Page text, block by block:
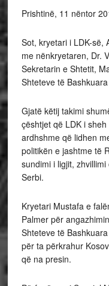
Prishtinë, 11 nëntor
Sot, kryetari i LDK-së,
me nënkryetaren, Dr.
Sekretarin e Shtetit,
Shteteve të
Gjatë këtij takimi
çështjet që LDK i
ardhshme që lidhen
politikën e jashtme të
sundimi i ligjit,
Serbi.
Kryetari Mustafa e
Palmer për
Shteteve të
për ta përkrahur
që na presin.